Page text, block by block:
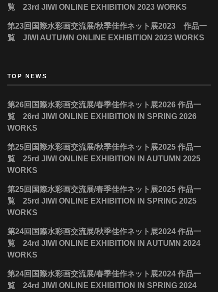
覧 23rd JIWI ONLINE EXHIBITION 2023 WORKS
第23回国際水彩画交流展/秋季佳作ネット展2023 作品一
覧 JIWI AUTUMN ONLINE EXHIBITION 2023 WORKS
TOP NEWS
第26回国際水彩画交流展/春季佳作ネット展2026 作品一
覧 26rd JIWI ONLINE EXHIBITION IN SPRING 2026
WORKS
第25回国際水彩画交流展/秋季佳作ネット展2025 作品一
覧 25rd JIWI ONLINE EXHIBITION IN AUTUMN 2025
WORKS
第25回国際水彩画交流展/春季佳作ネット展2025 作品一
覧 25rd JIWI ONLINE EXHIBITION IN SPRING 2025
WORKS
第24回国際水彩画交流展/秋季佳作ネット展2024 作品一
覧 24rd JIWI ONLINE EXHIBITION IN AUTUMN 2024
WORKS
第24回国際水彩画交流展/春季佳作ネット展2024 作品一
覧 24rd JIWI ONLINE EXHIBITION IN SPRING 2024